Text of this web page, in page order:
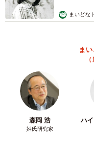
公的な支援サービスで
期・期間が決まってい
通じて、実際の仕事に
し、必要であれば職場へ
3．職場復帰支援（企業
勤務している会社で、
出勤」「リハビリ出勤
給与や手当の形態につ
まいどな
ま
森岡 浩
姓氏研究家
ハ